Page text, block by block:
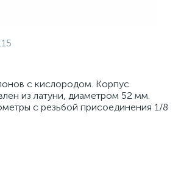
с кислородом. Корпус
из латуни, диаметром 52 мм.
с резьбой присоединения 1/8